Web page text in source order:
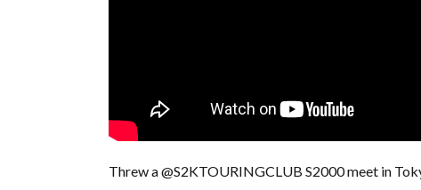
Threw a @S2KTOURINGCLUB S2000 meet in